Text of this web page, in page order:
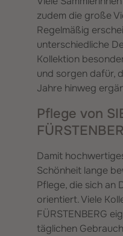
zudem die große
Regelmäßig
unterschiedliche
Kollektion
und sorgen dafür,
Jahre hinweg
Pflege von
Damit
Schönheit lange
Pflege, die sich an
orientiert. Viele
FÜRSTENBERG
täglichen